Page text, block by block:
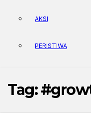
AKSI
PERISTIWA
Tag: